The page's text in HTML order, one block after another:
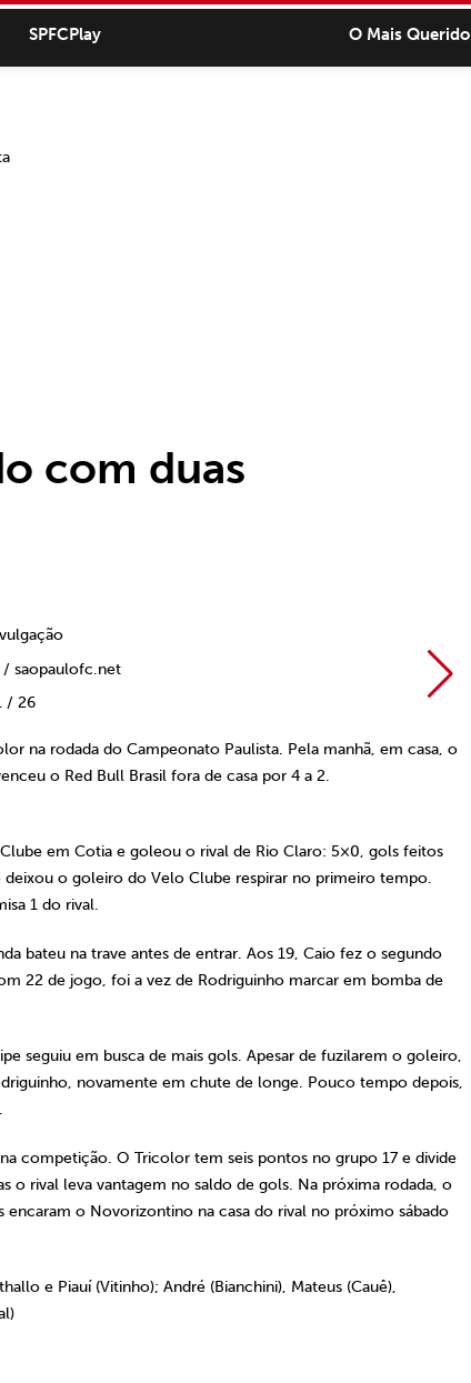
SPFCPlay O Mais Querido
com duas
saopaulofc.net
/ 26
na rodada do Campeonato Paulista. Pela manhã, em casa, o
o Red Bull Brasil fora de casa por 4 a 2.
em Cotia e goleou o rival de Rio Claro: 5×0, gols feitos
o goleiro do Velo Clube respirar no primeiro tempo.
1 do rival.
bateu na trave antes de entrar. Aos 19, Caio fez o segundo
22 de jogo, foi a vez de Rodriguinho marcar em bomba de
seguiu em busca de mais gols. Apesar de fuzilarem o goleiro,
novamente em chute de longe. Pouco tempo depois,
competição. O Tricolor tem seis pontos no grupo 17 e divide
rival leva vantagem no saldo de gols. Na próxima rodada, o
o Novorizontino na casa do rival no próximo sábado
e Piauí (Vitinho); André (Bianchini), Mateus (Cauê),